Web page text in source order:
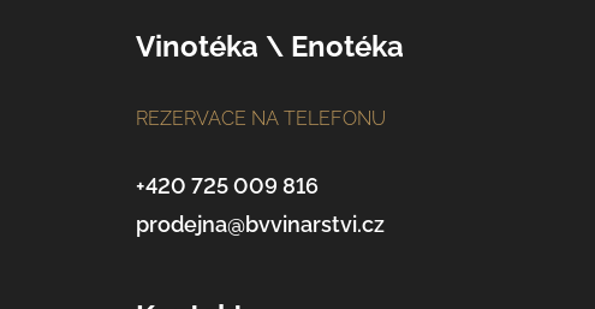
Vinotéka \ Enotéka
REZERVACE NA TELEFONU
+420 725 009 816
prodejna@bvvinarstvi.cz